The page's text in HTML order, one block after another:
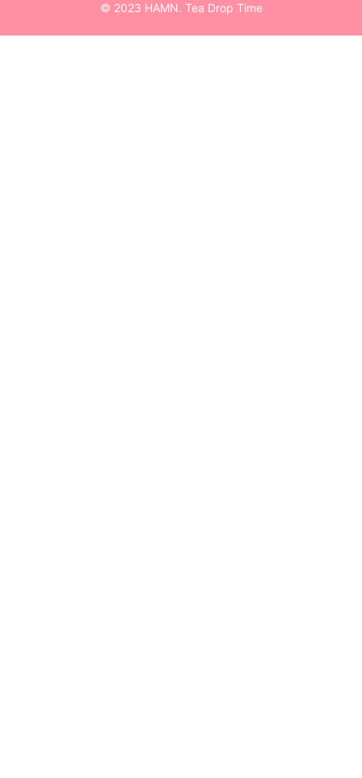
© 2023 HAMN. Tea Drop Time